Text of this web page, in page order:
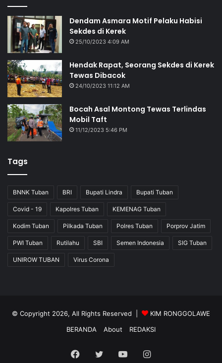
Dendam Asmara Motif Pelaku Habisi
Sekdes di Kerek
25/10/2023 4:09 AM
Hendak Rapat, Seorang Sekdes di Kerek
Tewas Dibacok
24/10/2023 11:12 AM
Bocah Asal Montong Tewas Terlindas
Mobil Taft
11/12/2023 5:46 PM
Tags
BNNK Tuban BRI Bupati Lindra Bupati Tuban
Covid - 19 Kapolres Tuban KEMENAG Tuban
Kodim Tuban Pilkada Tuban Polres Tuban Porprov Jatim
PWI Tuban Rutilahu SBI Semen Indonesia SIG Tuban
UNIROW TUBAN Virus Corona
© Copyright 2026, All Rights Reserved |
KIM RONGGOLAWE
BERANDA
About REDAKSI
Facebook
Twitter YouTubeInstagram